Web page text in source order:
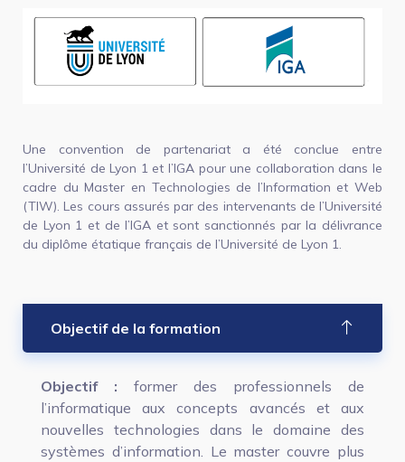
Une convention de partenariat a été conclue entre
l’Université de Lyon 1 et l’IGA pour une collaboration dans le
cadre du Master en Technologies de l’Information et Web
(TIW). Les cours assurés par des intervenants de l’Université
de Lyon 1 et de l’IGA et sont sanctionnés par la délivrance
du diplôme étatique français de l’Université de Lyon 1.
Objectif de la formation
Objectif : former des professionnels de
l’informatique aux concepts avancés et aux
nouvelles technologies dans le domaine des
systèmes d’information. Le master couvre plus